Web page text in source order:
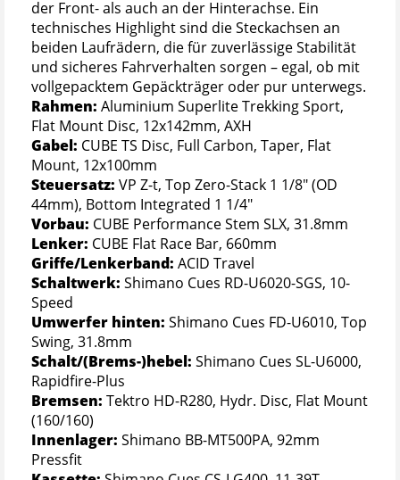
der Front- als auch an der Hinterachse. Ein
technisches Highlight sind die Steckachsen an
beiden Laufrädern, die für zuverlässige Stabilität
und sicheres Fahrverhalten sorgen – egal, ob mit
vollgepacktem Gepäckträger oder pur unterwegs.
Rahmen: Aluminium Superlite Trekking Sport,
Flat Mount Disc, 12x142mm, AXH
Gabel: CUBE TS Disc, Full Carbon, Taper, Flat
Mount, 12x100mm
Steuersatz: VP Z-t, Top Zero-Stack 1 1/8" (OD
44mm), Bottom Integrated 1 1/4"
Vorbau: CUBE Performance Stem SLX, 31.8mm
Lenker: CUBE Flat Race Bar, 660mm
Griffe/Lenkerband: ACID Travel
Schaltwerk: Shimano Cues RD-U6020-SGS, 10-
Speed
Umwerfer hinten: Shimano Cues FD-U6010, Top
Swing, 31.8mm
Schalt/(Brems-)hebel: Shimano Cues SL-U6000,
Rapidfire-Plus
Bremsen: Tektro HD-R280, Hydr. Disc, Flat Mount
(160/160)
Innenlager: Shimano BB-MT500PA, 92mm
Pressfit